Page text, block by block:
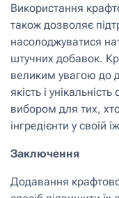
Використання
також дозволяє
насолоджуватися
штучних добавок.
великим увагою до
якість і
вибором для тих, хто
інгредієнти у своїй
Заключення
Додавання